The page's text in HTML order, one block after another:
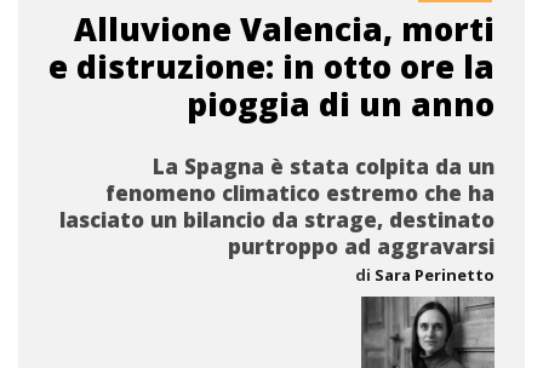
Alluvione Valencia, morti
e distruzione: in otto ore la
pioggia di un anno
La Spagna è stata colpita da un
fenomeno climatico estremo che ha
lasciato un bilancio da strage, destinato
purtroppo ad aggravarsi
di Sara Perinetto